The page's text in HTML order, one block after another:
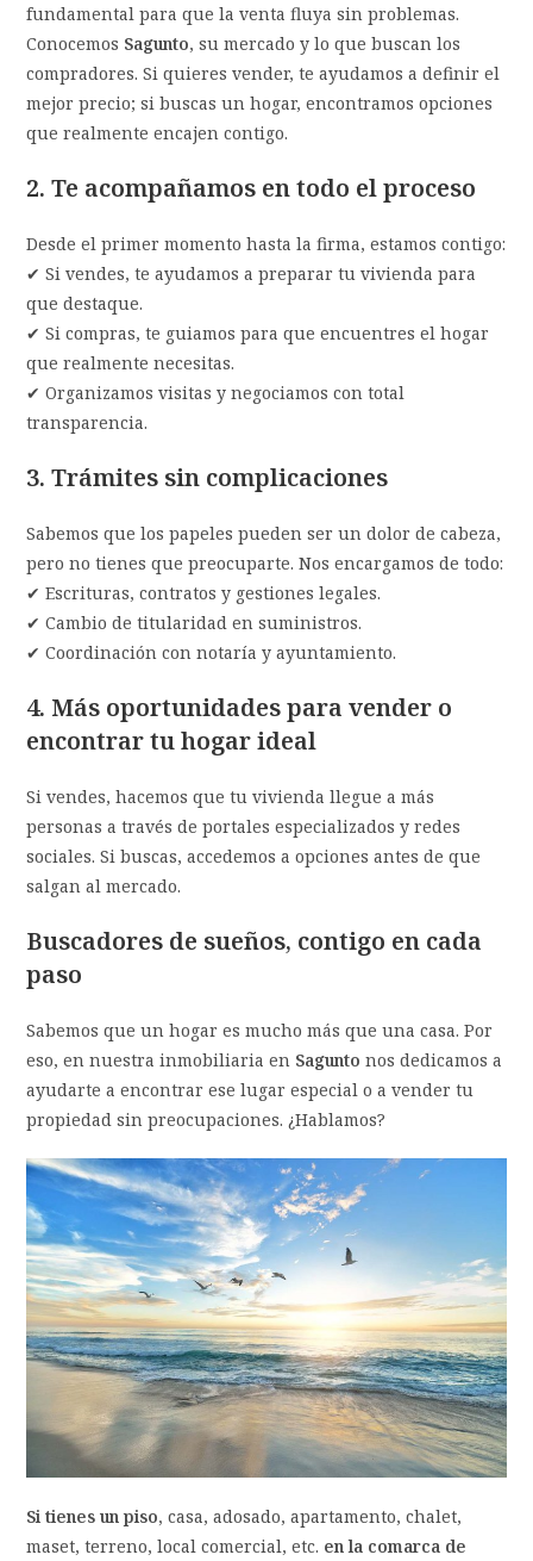
fundamental para que la venta fluya sin problemas.
Conocemos Sagunto, su mercado y lo que buscan los
compradores. Si quieres vender, te ayudamos a definir el
mejor precio; si buscas un hogar, encontramos opciones
que realmente encajen contigo.
2. Te acompañamos en todo el proceso
Desde el primer momento hasta la firma, estamos contigo:
✔ Si vendes, te ayudamos a preparar tu vivienda para
que destaque.
✔ Si compras, te guiamos para que encuentres el hogar
que realmente necesitas.
✔ Organizamos visitas y negociamos con total
transparencia.
3. Trámites sin complicaciones
Sabemos que los papeles pueden ser un dolor de cabeza,
pero no tienes que preocuparte. Nos encargamos de todo:
✔ Escrituras, contratos y gestiones legales.
✔ Cambio de titularidad en suministros.
✔ Coordinación con notaría y ayuntamiento.
4. Más oportunidades para vender o
encontrar tu hogar ideal
Si vendes, hacemos que tu vivienda llegue a más
personas a través de portales especializados y redes
sociales. Si buscas, accedemos a opciones antes de que
salgan al mercado.
Buscadores de sueños, contigo en cada
paso
Sabemos que un hogar es mucho más que una casa. Por
eso, en nuestra inmobiliaria en Sagunto nos dedicamos a
ayudarte a encontrar ese lugar especial o a vender tu
propiedad sin preocupaciones. ¿Hablamos?
Si tienes un piso, casa, adosado, apartamento, chalet,
maset, terreno, local comercial, etc. en la comarca de